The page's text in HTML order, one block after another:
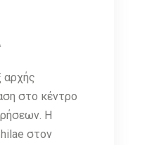
αρχής
στο κέντρο
Η
στον